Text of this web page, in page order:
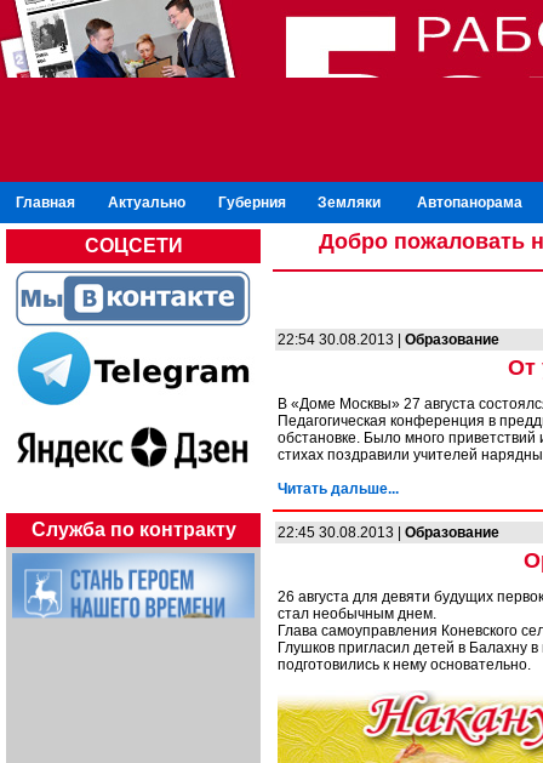
Главная Актуально Губерния Земляки Автопанорама
СОЦСЕТИ
Служба по контракту
Добро пожаловать
22:54 30.08.2013 | Образование
От
В «Доме Москвы» 27 августа
Педагогическая конференция в
обстановке. Было много
стихах поздравили учителей
Читать дальше...
22:45 30.08.2013 | Образование
26 августа для девяти будущих
стал необычным днем.
Глава самоуправления Коневского
Глушков пригласил детей в Балахну
подготовились к нему основательно.